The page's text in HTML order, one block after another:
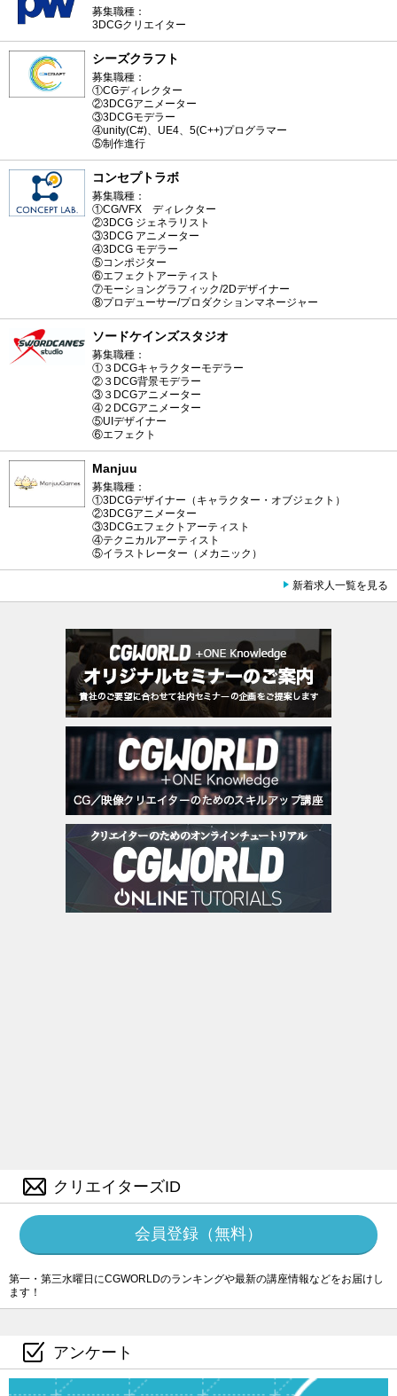
募集職種：
3DCGクリエイター
シーズクラフト
募集職種：
①CGディレクター
②3DCGアニメーター
③3DCGモデラー
④unity(C#)、UE4、5(C++)プログラマー
⑤制作進行
コンセプトラボ
募集職種：
①CG/VFX ディレクター
②3DCG ジェネラリスト
③3DCG アニメーター
④3DCG モデラー
⑤コンポジター
⑥エフェクトアーティスト
⑦モーショングラフィック/2Dデザイナー
⑧プロデューサー/プロダクションマネージャー
ソードケインズスタジオ
募集職種：
①３DCGキャラクターモデラー
②３DCG背景モデラー
③３DCGアニメーター
④２DCGアニメーター
⑤UIデザイナー
⑥エフェクト
Manjuu
募集職種：
①3DCGデザイナー（キャラクター・オブジェクト）
②3DCGアニメーター
③3DCGエフェクトアーティスト
④テクニカルアーティスト
⑤イラストレーター（メカニック）
新着求人一覧を見る
クリエイターズID
会員登録（無料）
第一・第三水曜日にCGWORLDのランキングや最新の講座情報などをお届けし
ます！
アンケート